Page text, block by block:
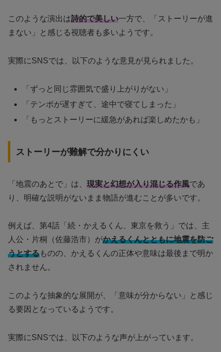
このような演出は詩的で美しい一方で、「ストーリーが進
まない」と感じる視聴者も多いようです。
実際にSNSでは、以下のような意見が見られました。
「ずっと同じ雰囲気で盛り上がりがない」
「テンポが遅すぎて、途中で寝てしまった」
「もっとストーリーに緩急があれば楽しめたかも」
ストーリーが難解で分かりにくい
「地震のあとで」は、 現実と幻想が入り混じる作風であ
り、明確な説明がないまま物語が進むことが多いです。
例えば、第4話「続・かえるくん、東京を救う」では、主
人公・片桐（佐藤浩市）がかえるくんとともに地震を防ご
うとするものの、かえるくんの正体や意味は最後まで明か
されません。
このような抽象的な展開が、「意味が分からない」と感じ
る要因となっているようです。
実際にSNSでは、以下のような声が上がっています。